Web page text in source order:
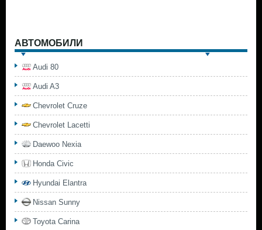
АВТОМОБИЛИ
Audi 80
Audi A3
Chevrolet Cruze
Chevrolet Lacetti
Daewoo Nexia
Honda Civic
Hyundai Elantra
Nissan Sunny
Toyota Carina